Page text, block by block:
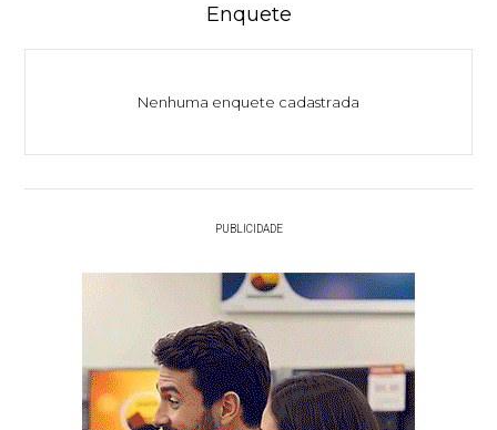
Enquete
Nenhuma enquete cadastrada
PUBLICIDADE